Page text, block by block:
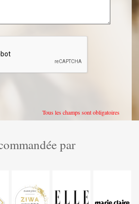
Tous les champs sont obligatoires
par